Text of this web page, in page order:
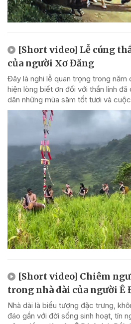
[Short video] Lễ cúng
của người Xơ Đăng
Đây là nghi lễ quan trọng trong
hiện lòng biết ơn đối với thần linh
dân những mùa sâm tốt tươi và
[Short video] Chiêm
trong nhà dài của người Ê
Nhà dài là biểu tượng đặc trưng,
đáo gắn với đời sống sinh hoạt, tín